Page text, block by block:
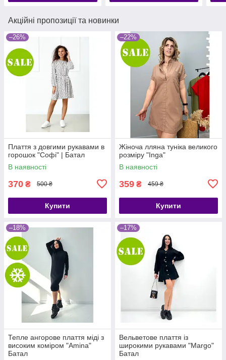
Акційні пропозиції та новинки
–26%
Плаття з довгими рукавами в
горошок "Софі" | Батал
В наявності
370 ₴ 500 ₴
Купити
–22%
Жіноча лляна туніка великого
розміру "Inga"
В наявності
359 ₴ 459 ₴
Купити
–18%
Тепле ангорове плаття міді з
високим коміром "Amina"
Батал
–17%
Вельветове плаття із
широкими рукавами "Margo"
Батал